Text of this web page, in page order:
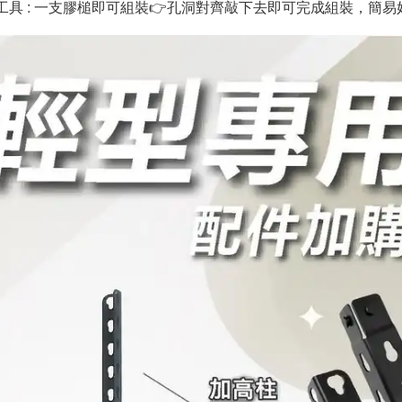
具 : 一支膠槌即可組裝👉孔洞對齊敲下去即可完成組裝，簡易